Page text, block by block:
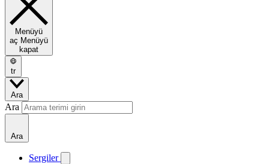
Menüyü
aç Menüyü
kapat
tr
Ara
Ara
Ara
Sergiler